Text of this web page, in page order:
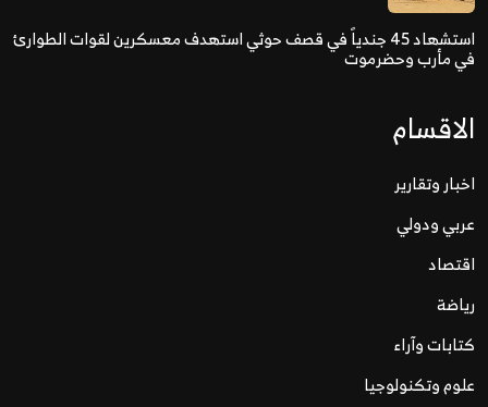
استشهاد 45 جندياً في قصف حوثي استهدف معسكرين لقوات الطوارئ
في مأرب وحضرموت
الاقسام
اخبار وتقارير
عربي ودولي
اقتصاد
رياضة
كتابات وآراء
علوم وتكنولوجيا